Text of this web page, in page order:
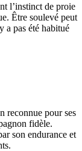
l’instinct de proie
Être soulevé peut
a pas été habitué
reconnue pour ses
fidèle.
son endurance et